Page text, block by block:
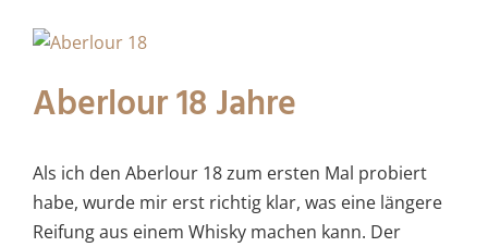
Aberlour 18 Jahre
Als ich den Aberlour 18 zum ersten Mal probiert
habe, wurde mir erst richtig klar, was eine längere
Reifung aus einem Whisky machen kann. Der